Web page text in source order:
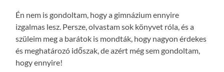
Én nem is gondoltam, hogy a gimnázium ennyire
izgalmas lesz. Persze, olvastam sok könyvet róla, és a
szüleim meg a barátok is mondták, hogy nagyon érdekes
és meghatározó időszak, de azért még sem gondoltam,
hogy ennyire!